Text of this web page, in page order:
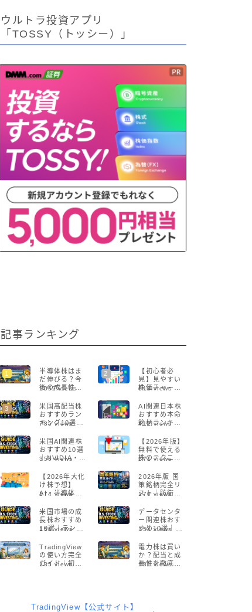
ウルトラ投資アプリ
「TOSSY（トッシー）」
記事ランキング
半導体株はま
だ伸びる？今
後の成長性を
【2026年版】
1052views
【初心者必
見】見やすい
株価チャート
ロも愛用する
無料ツールを
徹底解説
818views
米国高配当株
おすすめラン
キング10選
利回り・増
配・リスクを
徹底比較
785views
AI関連日本株
おすすめ本命
銘柄ランキン
新】
412views
米国AI関連株
おすすめ10選
｜NVIDIA・半
の本命銘柄
【2026】
350views
【2026年版】
無料で使える
株のテクニカ
選！初心者で
も簡単に始め
られる
271views
【2026年大化
け株予想】
AI・半導体・
る注目銘柄と
投資戦略
174 views
2026年版 国
策銘柄完全リ
スト｜防衛・
通信の本命株
まとめ
170views
米国市場の成
長株おすすめ
10選｜テンバ
つけ方とリス
クを解説
156views
データセンタ
ー関連株おす
すめ10選｜AI
米国注目銘柄
を徹底解説
【2026年版】
154views
TradingView
の使い方完全
ガイド｜初心
135 views
電力株は買い
か？配当と成
長性を徹底分
131views
TradingView【公式サイト】